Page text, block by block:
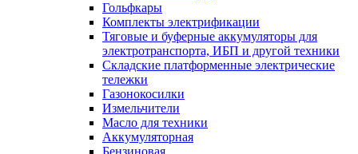
Гольфкары
Комплекты электрификации
Тяговые и буферные аккумуляторы для
электротранспорта, ИБП и другой техники
Складские платформенные электрические
тележки
Газонокосилки
Измельчители
Масло для техники
Аккумуляторная
Бензиновая